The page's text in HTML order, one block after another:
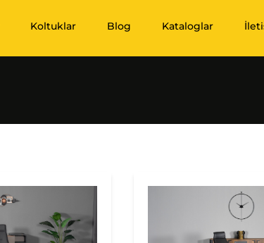
Koltuklar Blog Kataloglar